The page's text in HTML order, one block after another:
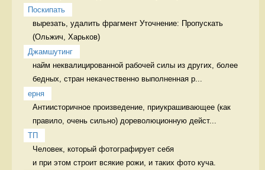
Поскипать
вырезать, удалить фрагмент Уточнение: Пропускать
Джамшутинг
найм неквалицированной рабочей силы из других, более
бедных, стран некачественно выполненная р...
ерня
Антиисторичное произведение, приукрашивающее (как
правило, очень сильно) дореволюционную дейст...
ТП
Человек, который фотографирует себя
и при этом строит всякие рожи, и таких фото куча.